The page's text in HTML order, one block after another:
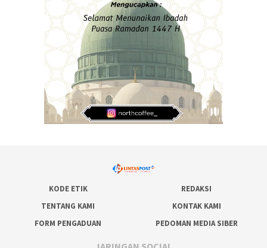
KODE ETIK
REDAKSI
TENTANG KAMI
KONTAK KAMI
FORM PENGADUAN
PEDOMAN MEDIA SIBER